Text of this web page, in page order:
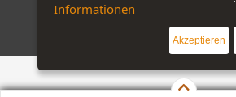
Informationen
Akzeptieren